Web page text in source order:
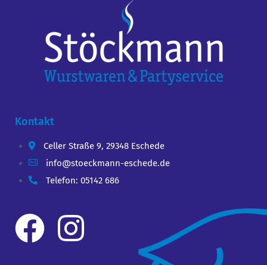
Kontakt
Celler Straße 9, 29348 Eschede
info@stoeckmann-eschede.de
Telefon: 05142 686